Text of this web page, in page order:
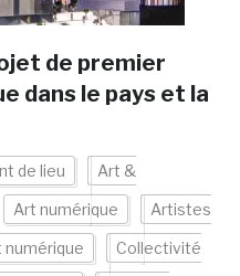
de premier
dans le pays et la
de lieu Art &
Art numérique Artistes
numérique Collectivité